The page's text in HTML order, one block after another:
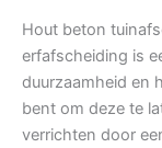
Hout beton
erfafscheiding is
duurzaamheid en
bent om deze te
verrichten door